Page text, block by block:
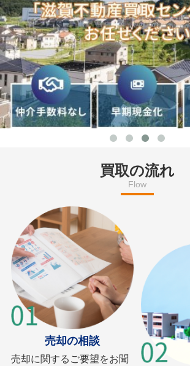
買取の流れ
Flow
売却の相談
売却に関するご要望をお聞